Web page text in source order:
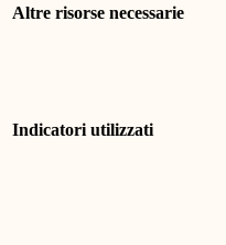
Altre risorse necessarie
Indicatori utilizzati